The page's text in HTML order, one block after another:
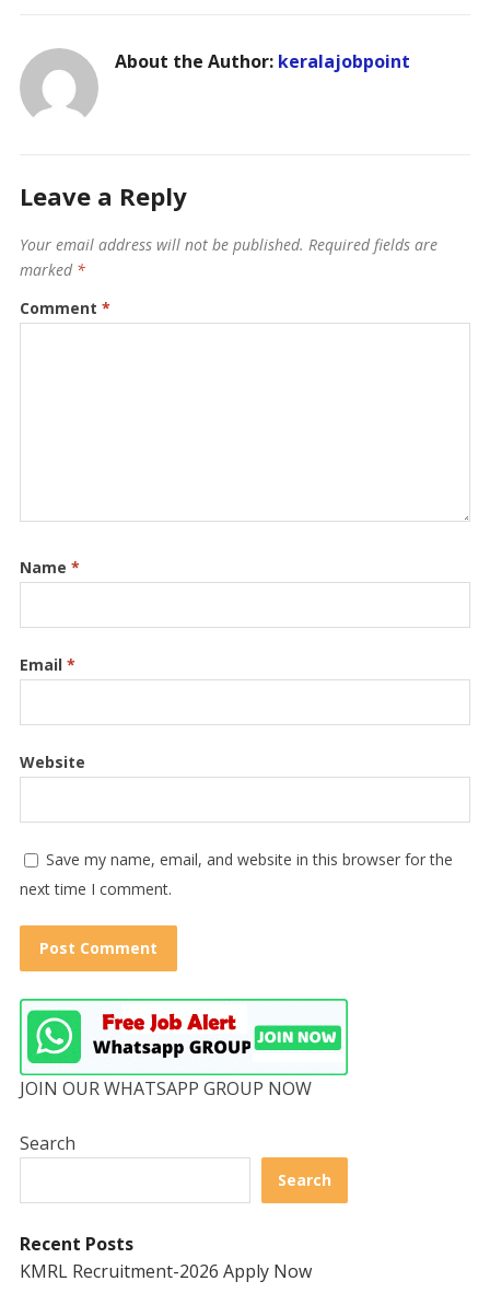
About the Author: keralajobpoint
Leave a Reply
Your email address will not be published. Required fields are
marked *
Comment *
Name *
Email *
Website
Save my name, email, and website in this browser for the
next time I comment.
JOIN OUR WHATSAPP GROUP NOW
Search
Search
Recent Posts
KMRL Recruitment-2026 Apply Now